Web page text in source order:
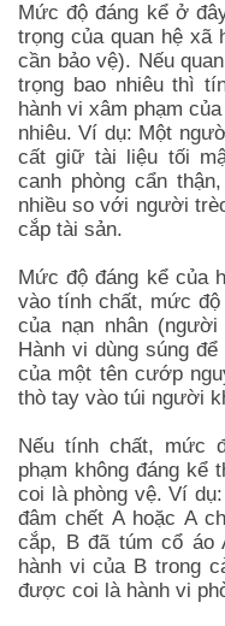
Mức độ đáng kể ở
trọng của quan hệ xã
cần bảo vệ). Nếu
trọng bao nhiêu thì
hành vi xâm phạm
nhiêu. Ví dụ: Một
cất giữ tài liệu tối
canh phòng cẩn
nhiều so với người
cắp tài sản.
Mức độ đáng kể của
vào tính chất, mức
của nạn nhân
Hành vi dùng súng
của một tên cướp
thò tay vào túi người
Nếu tính chất, mức
phạm không đáng kể
coi là phòng vệ. Ví
đâm chết A hoặc A
cắp, B đã túm cổ áo
hành vi của B trong
được coi là hành vi